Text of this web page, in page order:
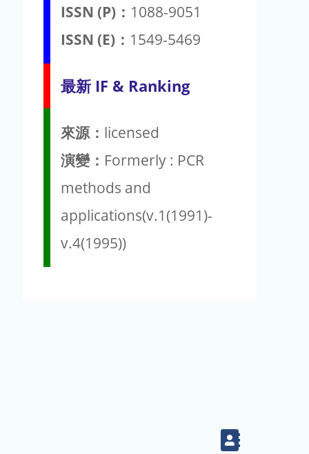
ISSN (P)： 1088-9051
ISSN (E)： 1549-5469
最新 IF & Ranking
來源： licensed
演變： Formerly : PCR
methods and
applications(v.1(1991)-
v.4(1995))
Contact